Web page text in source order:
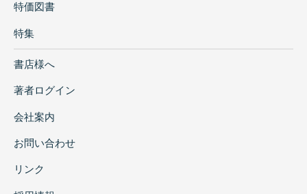
特価図書
特集
書店様へ
著者ログイン
会社案内
お問い合わせ
リンク